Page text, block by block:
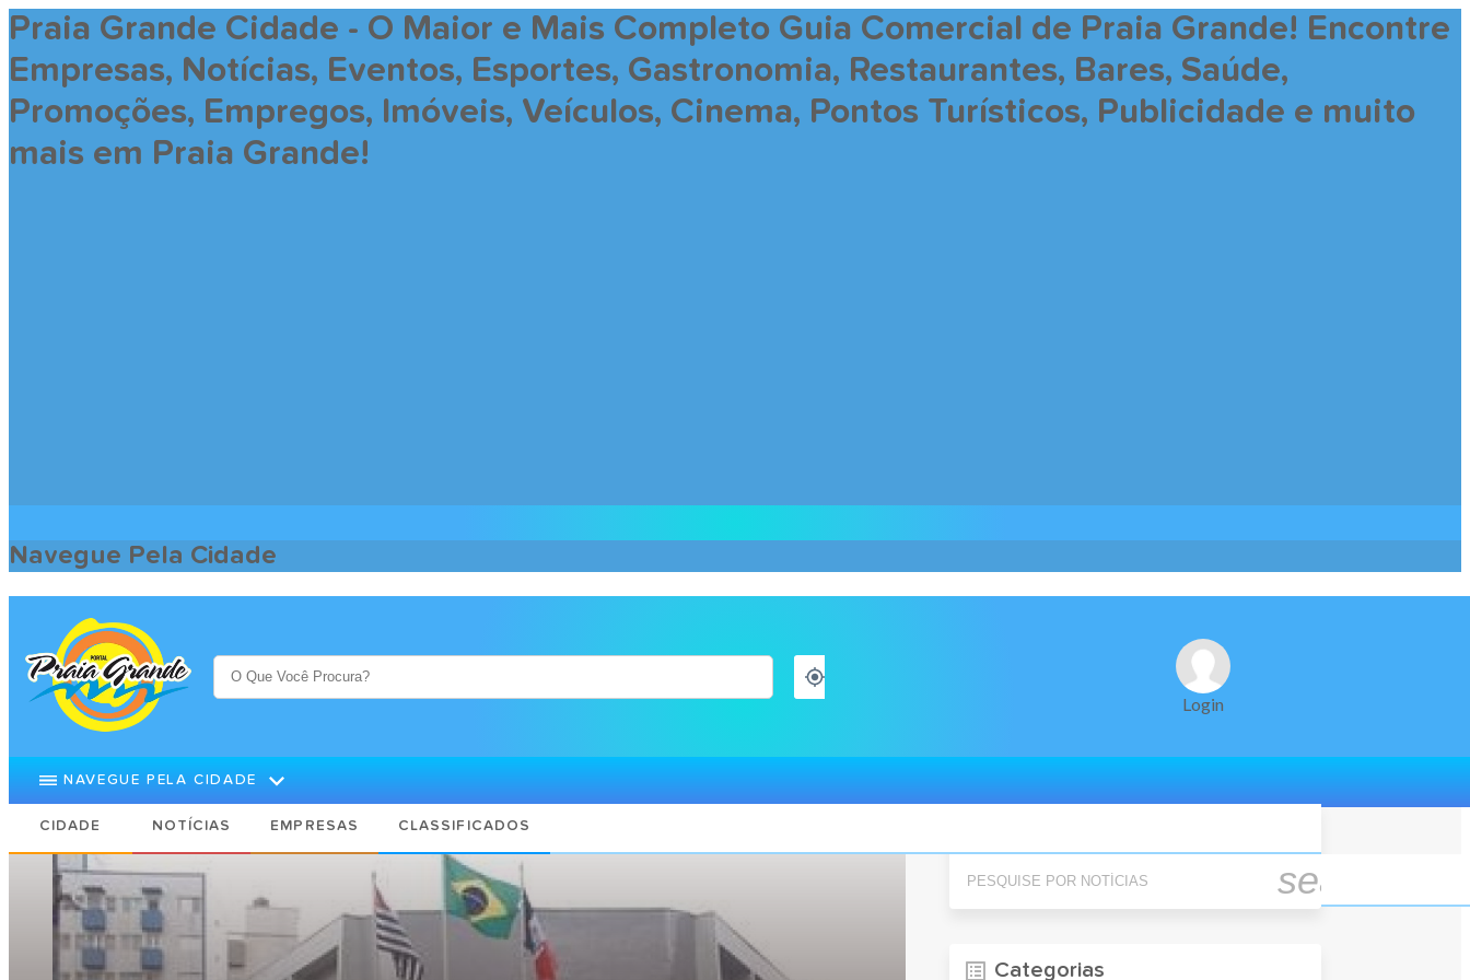
Praia Grande Cidade - O Maior e Mais Completo Guia Comercial de Praia Grande! Encontre
Empresas, Notícias, Eventos, Esportes, Gastronomia, Restaurantes, Bares, Saúde,
Promoções, Empregos, Imóveis, Veículos, Cinema, Pontos Turísticos, Publicidade e muito
mais em Praia Grande!
Navegue Pela Cidade
Login
NAVEGUE PELA CIDADE
CIDADE NOTÍCIAS EMPRESAS CLASSIFICADOS
search
Categorias